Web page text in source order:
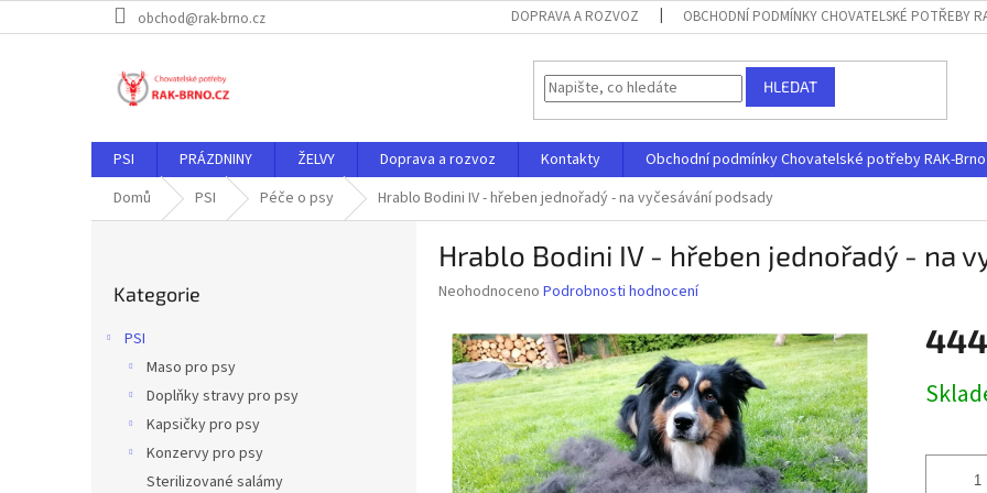
na
obchod@rak-brno.cz DOPRAVA A ROZVOZ OBCHODNÍ PODMÍNKY CHOVATELSKÉ POTŘEBY
HLEDAT
PSI PRÁZDNINY ŽELVY Doprava a rozvoz Kontakty
Obchodní podmínky Chovatelské potřeby RAK-Brno
Domů
PSI Péče o psy Hrablo Bodini IV - hřeben jednořadý - na vyčesávání podsady
kategorie
Kategorie
PSI
Maso pro psy
Doplňky stravy pro psy
Kapsičky pro psy
Konzervy pro psy
Sterilizované salámy
Hrablo Bodini IV - hřeben jednořadý - na
Průměrné
produktu
0,0
hvězdiček.
Neohodnoceno Podrobnosti hodnocení
cena: